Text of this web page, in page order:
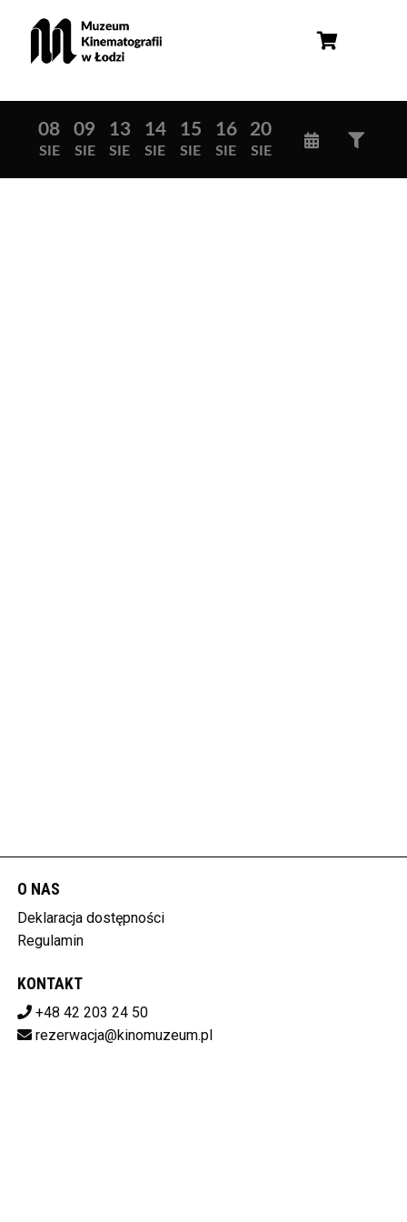
08
SIE
09
SIE
13
SIE
14
SIE
15
SIE
16
SIE
20
SIE
O NAS
Deklaracja dostępności
Regulamin
KONTAKT
+48 42 203 24 50
rezerwacja@kinomuzeum.pl